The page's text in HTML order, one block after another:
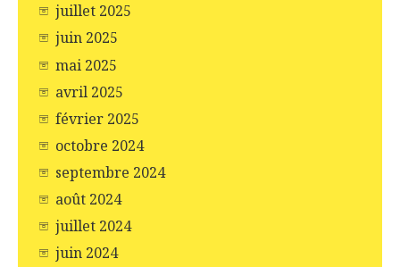
juillet 2025
juin 2025
mai 2025
avril 2025
février 2025
octobre 2024
septembre 2024
août 2024
juillet 2024
juin 2024